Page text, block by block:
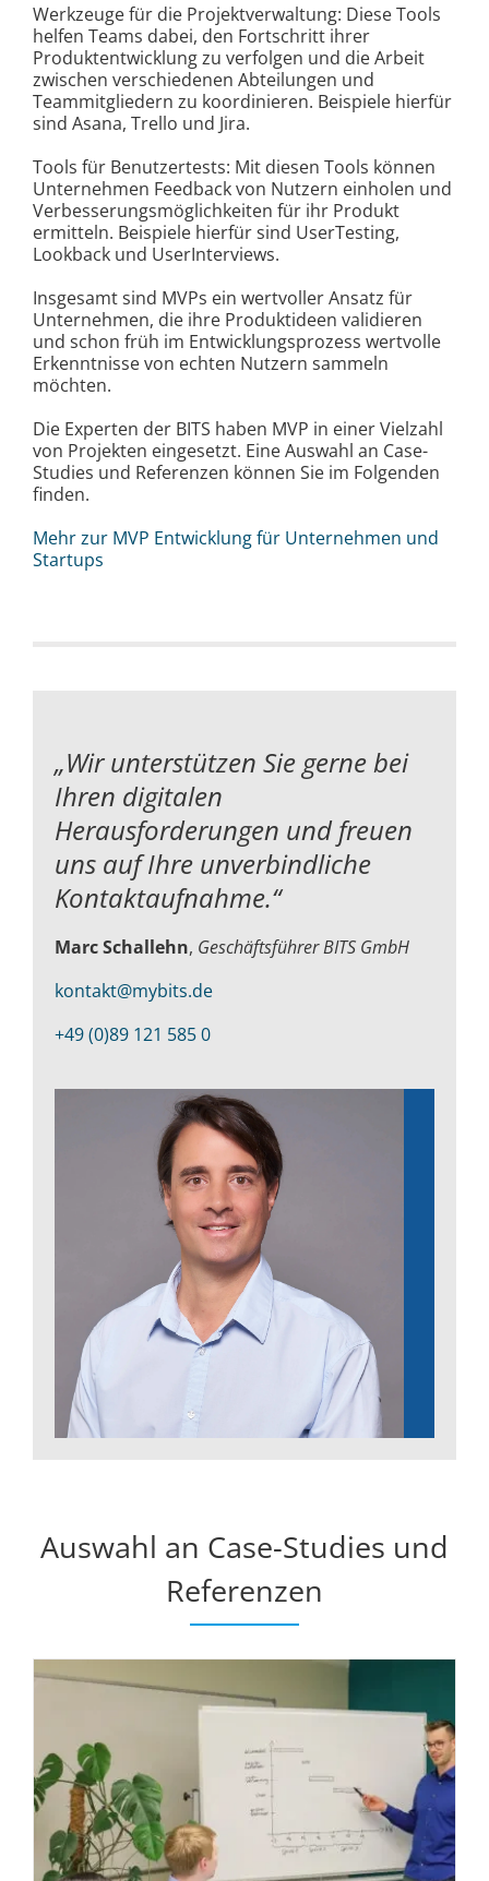
Werkzeuge für die Projektverwaltung: Diese Tools
helfen Teams dabei, den Fortschritt ihrer
Produktentwicklung zu verfolgen und die Arbeit
zwischen verschiedenen Abteilungen und
Teammitgliedern zu koordinieren. Beispiele hierfür
sind Asana, Trello und Jira.
Tools für Benutzertests: Mit diesen Tools können
Unternehmen Feedback von Nutzern einholen und
Verbesserungsmöglichkeiten für ihr Produkt
ermitteln. Beispiele hierfür sind UserTesting,
Lookback und UserInterviews.
Insgesamt sind MVPs ein wertvoller Ansatz für
Unternehmen, die ihre Produktideen validieren
und schon früh im Entwicklungsprozess wertvolle
Erkenntnisse von echten Nutzern sammeln
möchten.
Die Experten der BITS haben MVP in einer Vielzahl
von Projekten eingesetzt. Eine Auswahl an Case-
Studies und Referenzen können Sie im Folgenden
finden.
Mehr zur MVP Entwicklung für Unternehmen und
Startups
„Wir unterstützen Sie gerne bei
Ihren digitalen
Herausforderungen undfreuen
uns auf Ihre unverbindliche
Kontaktaufnahme.“
Marc Schallehn, Geschäftsführer BITS GmbH
kontakt@mybits.de
+49 (0)89 121 585 0
Auswahl an Case-Studies und
Referenzen